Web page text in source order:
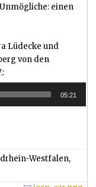
einen
Lüdecke und
von den
05:21
Westfalen,